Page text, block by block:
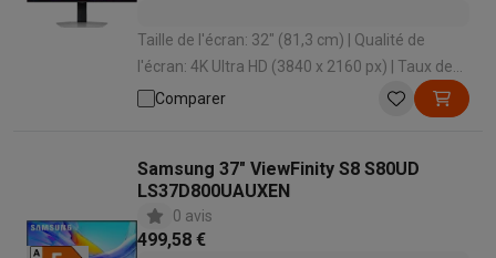
SoldesToutes les soldes
Deals du momentPromotionsCashbacksSoldes
Voici pourquoi choisir KrëfelLivraison offerte Garantie du
Installation à domicileInstallation gros électro
Installation
Réparation de votre appareil Vérifiez votre heure
Gros électro & encastrableTrouvez votre machine à laver
Petit électroBeauté & santé
Télévision & AudioChoisissez votre télévision idéale
Taille de l'écran: 32" (81,3 cm) | Qualité de
l'écran: 4K Ultra HD (3840 x 2160 px) | Taux de
rafraîchissement: 240 Hz | Temps de réponse:
Comparer
Samsung 37" ViewFinity S8 S80UD
LS37D800UAUXEN
0 avis
499,58 €